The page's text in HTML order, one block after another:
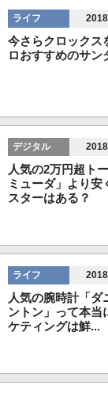
ライフ
今さらクロックス
ロおすすめのサ
デジタル
人気の2万円超ト
ミューダ」より安
スターはある？
ライフ
人気の腕時計「ダ
ントン」って本当
ケティングは鮮...